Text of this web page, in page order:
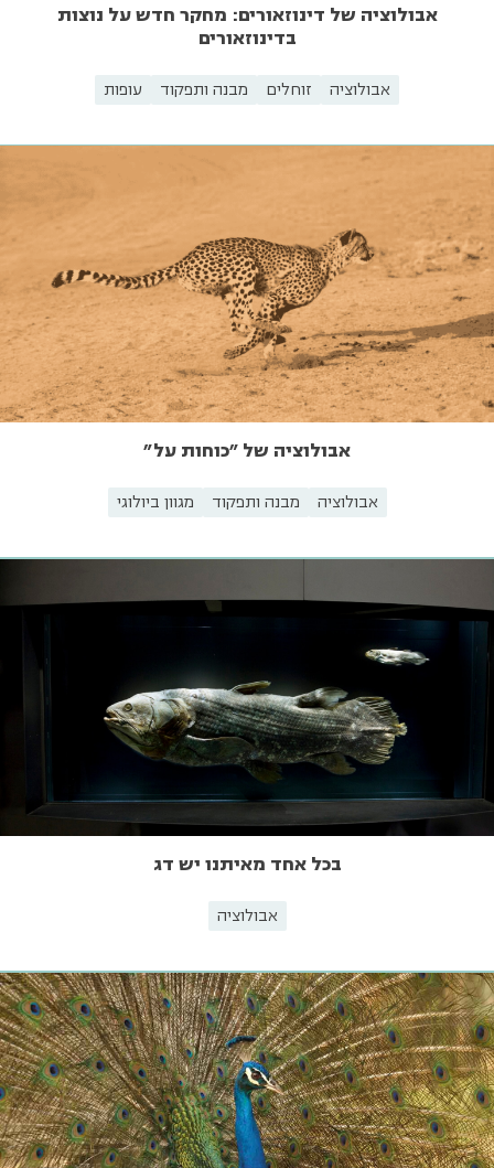
אבולוציה של דינוזאורים: מחקר חדש על נוצות
בדינוזאורים
אבולוציה זוחלים מבנה ותפקוד עופות
אבולוציה של "כוחות על"
אבולוציה מבנה ותפקוד מגוון ביולוגי
בכל אחד מאיתנו יש דג
אבולוציה